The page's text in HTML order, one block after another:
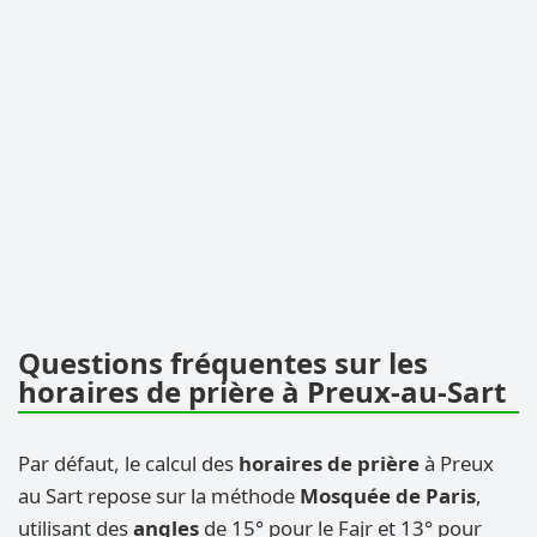
Questions fréquentes sur les
horaires de prière à Preux-au-Sart
Par défaut, le calcul des horaires de prièreà Preux
au Sart repose sur la méthode Mosquée de Paris,
utilisant desangles de 15° pour le Fajr et 13° pour